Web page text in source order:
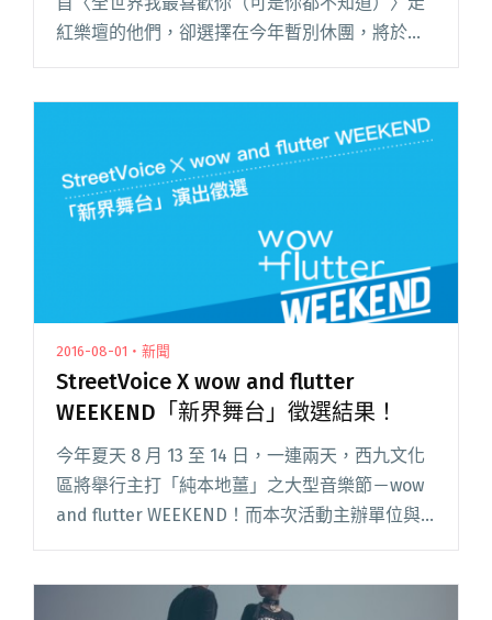
紅樂壇的他們，卻選擇在今年暫別休團，將於
9/2、9/4 在台北 THE WALL 舉辦「我自願的奉
為插電閱讀全文 "來吧焙焙宣布休團！九月舉辦
2016-08-01・新聞
StreetVoice X wow and flutter
WEEKEND「新界舞台」徵選結果！
今年夏天 8 月 13 至 14 日，一連兩天，西九文化
區將舉行主打「純本地薑」之大型音樂節－wow
and flutter WEEKEND！而本次活動主辦單位與
and flutter WEEKEND「新界舞台」徵選結果！"